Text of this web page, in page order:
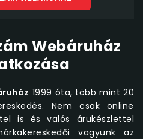
Webáruház
1999 óta, több mint 20
Nem csak online
is és valós árukészlettel
vagyunk az